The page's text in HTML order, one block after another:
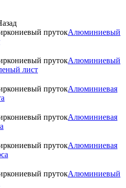
Алюминиевый
Алюминиевый
лист
Алюминиевая
Алюминиевая
Алюминиевая
Алюминиевый